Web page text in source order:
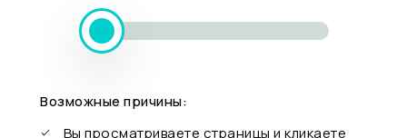
Возможные причины:
Вы просматриваете страницы и кликаете